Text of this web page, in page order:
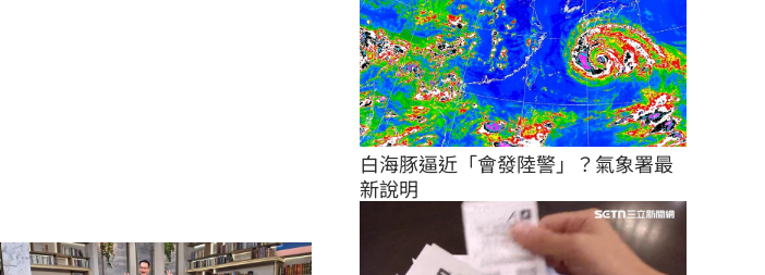
白海豚逼近「會發陸警」？氣象署最
新說明